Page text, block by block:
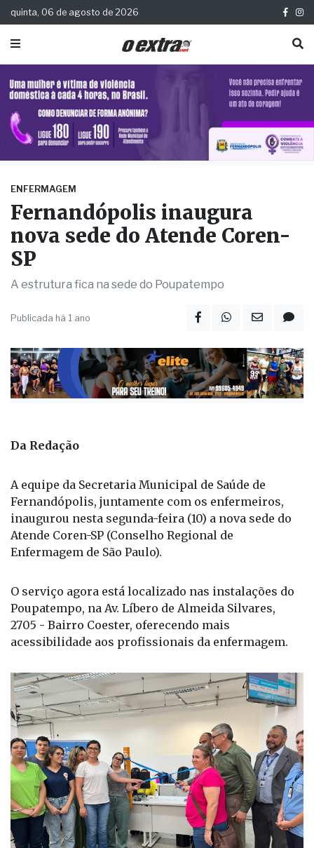
quinta, 06 de agosto de 2026
ENFERMAGEM
Fernandópolis inaugura
nova sede do Atende Coren-
SP
A estrutura fica na sede do Poupatempo
Publicada há 1 ano
Da Redação
A equipe da Secretaria Municipal de Saúde de
Fernandópolis, juntamente com os enfermeiros,
inaugurou nesta segunda-feira (10) a nova sede do
Atende Coren-SP (Conselho Regional de
Enfermagem de São Paulo).
O serviço agora está localizado nas instalações do
Poupatempo, na Av. Líbero de Almeida Silvares,
2705 - Bairro Coester, oferecendo mais
acessibilidade aos profissionais da enfermagem.